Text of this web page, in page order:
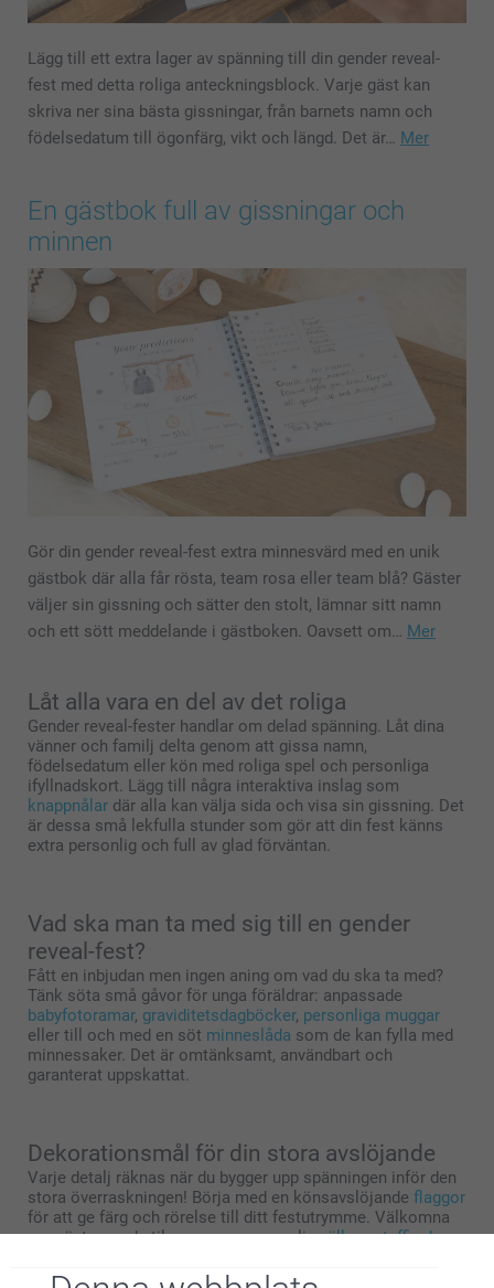
Lägg till ett extra lager av spänning till din gender reveal-
fest med detta roliga anteckningsblock. Varje gäst kan
skriva ner sina bästa gissningar, från barnets namn och
födelsedatum till ögonfärg, vikt och längd. Det är… Mer
En gästbok full av gissningar och
minnen
Gör din gender reveal-fest extra minnesvärd med en unik
gästbok där alla får rösta, team rosa eller team blå? Gäster
väljer sin gissning och sätter den stolt, lämnar sitt namn
och ett sött meddelande i gästboken. Oavsett om… Mer
Låt alla vara en del av det roliga
Gender reveal-fester handlar om delad spänning. Låt dina
vänner och familj delta genom att gissa namn,
födelsedatum eller kön med roliga spel och personliga
ifyllnadskort. Lägg till några interaktiva inslag som
knappnålar där alla kan välja sida och visa sin gissning. Det
är dessa små lekfulla stunder som gör att din fest känns
extra personlig och full av glad förväntan.
Vad ska man ta med sig till en gender
reveal-fest?
Fått en inbjudan men ingen aning om vad du ska ta med?
Tänk söta små gåvor för unga föräldrar: anpassade
babyfotoramar, graviditetsdagböcker, personliga muggar
eller till och med en söt minneslåda som de kan fylla med
minnessaker. Det är omtänksamt, användbart och
garanterat uppskattat.
Dekorationsmål för din stora avslöjande
Varje detalj räknas när du bygger upp spänningen inför den
stora överraskningen! Börja med en könsavslöjande flaggor
för att ge färg och rörelse till ditt festutrymme. Välkomna
era gäster med stil genom en personligvälkomstaffisch
eller flicka?’ design. Skapa två söta bord, ett för Team